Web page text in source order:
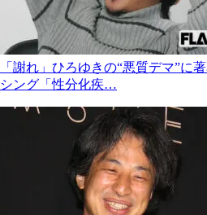
「謝れ」ひろゆきの“悪質デマ”に
シング「性分化疾…